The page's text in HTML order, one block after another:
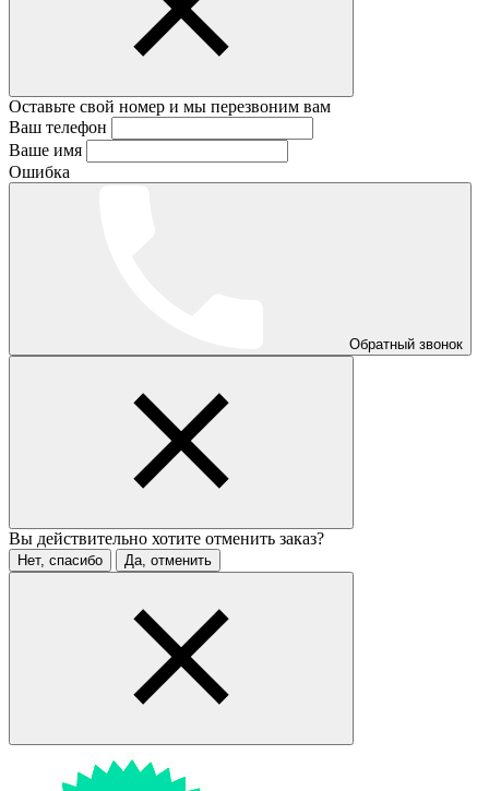
Оставьте свой номер и мы перезвоним вам
Ваш телефон
Ваше имя
Ошибка
Обратный звонок
Вы действительно хотите отменить заказ?
Нет, спасибо Да, отменить